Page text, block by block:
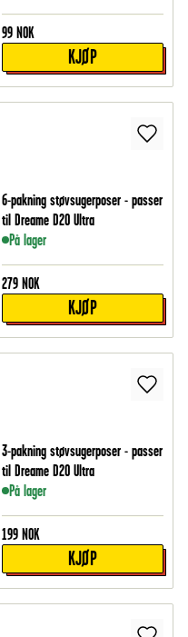
99 NOK
KJØP
6-pakning støvsugerposer - passer
til Dreame D20 Ultra
På lager
279 NOK
KJØP
3-pakning støvsugerposer - passer
til Dreame D20 Ultra
På lager
199 NOK
KJØP